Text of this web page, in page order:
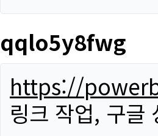
qqlo5y8fwg
https://
링크 작업, 구글